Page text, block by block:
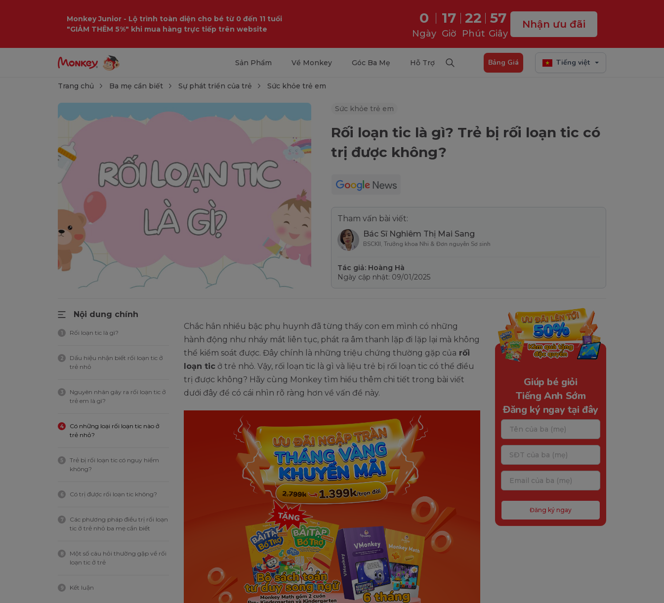
Monkey Junior - Lộ trình toàn diện cho bé từ 0 đến 11 tuổi
"GIẢM THÊM 5%" khi mua hàng trực tiếp trên website
0
Ngày
17
Giờ
22
Phút
55
Giây
Nhận ưu đãi
Sản Phẩm Về Monkey Góc Ba Mẹ Hỗ Trợ Bảng Giá Tiếng việt
Trang chủ Ba mẹ cần biết Sự phát triển của trẻ Sức khỏe trẻ em
Sức khỏe trẻ em
Rối loạn tic là gì? Trẻ bị rối loạn tic có
trị được không?
Tham vấn bài viết:
Bác Sĩ Nghiêm Thị Mai Sang
BSCKII, Trưởng khoa Nhi & Đơn nguyên Sơ sinh
Tác giả: Hoàng Hà
Ngày cập nhật: 09/01/2025
Nội dung chính
1 Rối loạn tic là gì?
2
Dấu hiệu nhận biết rối loạn tic ở
trẻ nhỏ
3
Nguyên nhân gây ra rối loạn tic ở
trẻ em là gì?
4
Có những loại rối loạn tic nào ở
trẻ nhỏ?
5
Trẻ bị rối loạn tic có nguy hiểm
không?
6 Có trị được rối loạn tic không?
7
Các phương pháp điều trị rối loạn
tic ở trẻ nhỏ ba mẹ cần biết
8
Một số câu hỏi thường gặp về rối
loạn tic ở trẻ
9 Kết luận
Chắc hẳn nhiều bậc phụ huynh đã từng thấy con em mình có những
hành động như nháy mắt liên tục, phát ra âm thanh lặp đi lặp lại mà không
thể kiểm soát được. Đây chính là những triệu chứng thường gặp của rối
loạn tic ở trẻ nhỏ. Vậy, rối loạn tic là gì và liệu trẻ bị rối loạn tic có thể điều
trị được không? Hãy cùng Monkey tìm hiểu thêm chi tiết trong bài viết
dưới đây để có cái nhìn rõ ràng hơn về vấn đề này.
Giúp bé giỏi
Tiếng Anh Sớm
Đăng ký ngay tại đây
Đăng ký ngay